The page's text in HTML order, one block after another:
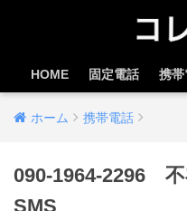
HOME 固定電話 携帯
ホーム 携帯電話
090-1964-2296
SMS